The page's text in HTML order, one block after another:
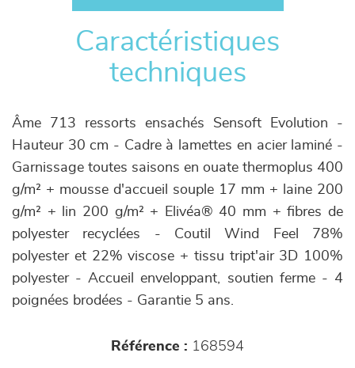
Caractéristiques
techniques
Âme 713 ressorts ensachés Sensoft Evolution -
Hauteur 30 cm - Cadre à lamettes en acier laminé -
Garnissage toutes saisons en ouate thermoplus 400
g/m² + mousse d'accueil souple 17 mm + laine 200
g/m² + lin 200 g/m² + Elivéa® 40 mm + fibres de
polyester recyclées - Coutil Wind Feel 78%
polyester et 22% viscose + tissu tript'air 3D 100%
polyester - Accueil enveloppant, soutien ferme - 4
poignées brodées - Garantie 5 ans.
Référence : 168594